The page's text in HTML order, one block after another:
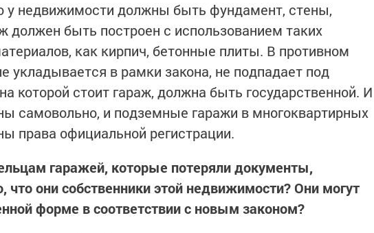
у недвижимости должны быть фундамент, стены,
должен быть построен с использованием таких
как кирпич, бетонные плиты. В противном
укладывается в рамки закона, не подпадает под
которой стоит гараж, должна быть государственной. И
самовольно, и подземные гаражи в многоквартирных
права официальной регистрации.
гаражей, которые потеряли документы,
они собственники этой недвижимости? Они могут
форме в соответствии с новым законом?